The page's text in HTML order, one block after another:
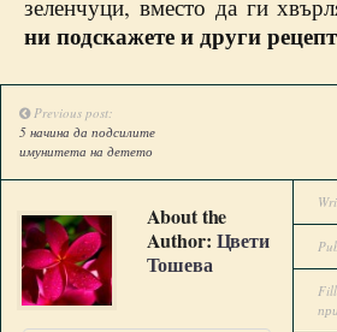
зеленчуци, вместо да ги
ни подскажете и други
Previous post:
5 начина да подсилите
имунитета на детето
About the
Author: Цвети
Тошева